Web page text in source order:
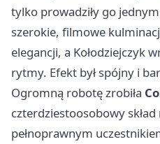
tylko prowadziły go
szerokie, filmowe
elegancji, a Kołodziejczyk
rytmy. Efekt był spójny i
Ogromną robotę zrobiła
czterdziestoosobowy skład
pełnoprawnym